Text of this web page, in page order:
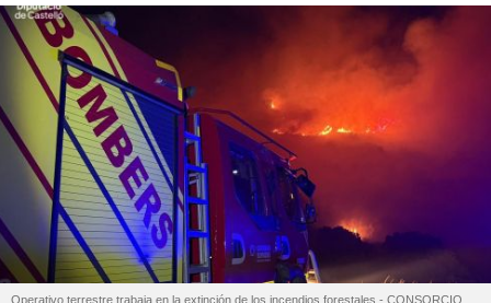
Operativo terrestre trabaja en la extinción de los incendios forestales - CONSORCIO